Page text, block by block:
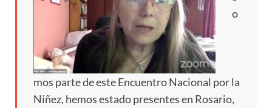
o
mos parte de este Encuentro Nacional por la
Niñez, hemos estado presentes en Rosario,